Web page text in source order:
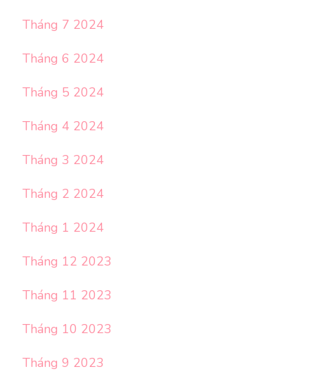
Tháng 7 2024
Tháng 6 2024
Tháng 5 2024
Tháng 4 2024
Tháng 3 2024
Tháng 2 2024
Tháng 1 2024
Tháng 12 2023
Tháng 11 2023
Tháng 10 2023
Tháng 9 2023